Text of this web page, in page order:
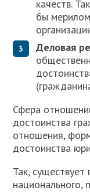
качеств.
бы
Деловая
Сфера
достоинства
отношения,
достоинства
Так, существует
национального,